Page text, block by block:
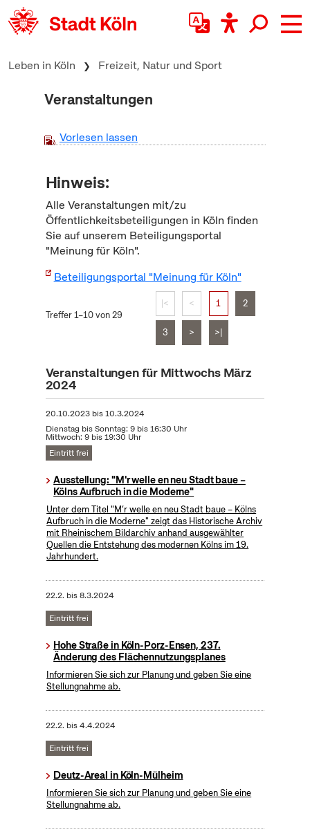
zum Inhalt springen
Leben in Köln Freizeit, Natur und Sport
Veranstaltungen
Vorlesen lassen
Hinweis:
Alle Veranstaltungen mit/zu
Öffentlichkeitsbeteiligungen in Köln finden
Sie auf unserem Beteiligungsportal
"Meinung für Köln".
Beteiligungsportal "Meinung für Köln"
Treffer 1–10 von 29
|< < 1 2
3 > >|
Veranstaltungen für Mittwochs März
2024
20.10.2023bis10.3.2024
Dienstag bis Sonntag: 9 bis 16:30 Uhr
Mittwoch: 9 bis 19:30 Uhr
Eintritt frei
Ausstellung: "M'r welle en neu Stadt baue –
Kölns Aufbruch in die Moderne"
Unter dem Titel "M’r welle en neu Stadt baue – Kölns
Aufbruch in die Moderne" zeigt das Historische Archiv
mit Rheinischem Bildarchiv anhand ausgewählter
Quellen die Entstehung des modernen Kölns im 19.
Jahrhundert.
22.2. bis8.3.2024
Eintritt frei
Hohe Straße in Köln-Porz-Ensen, 237.
Änderung des Flächennutzungsplanes
Informieren Sie sich zur Planung und geben Sie eine
Stellungnahme ab.
22.2. bis4.4.2024
Eintritt frei
Deutz-Areal in Köln-Mülheim
Informieren Sie sich zur Planung und geben Sie eine
Stellungnahme ab.